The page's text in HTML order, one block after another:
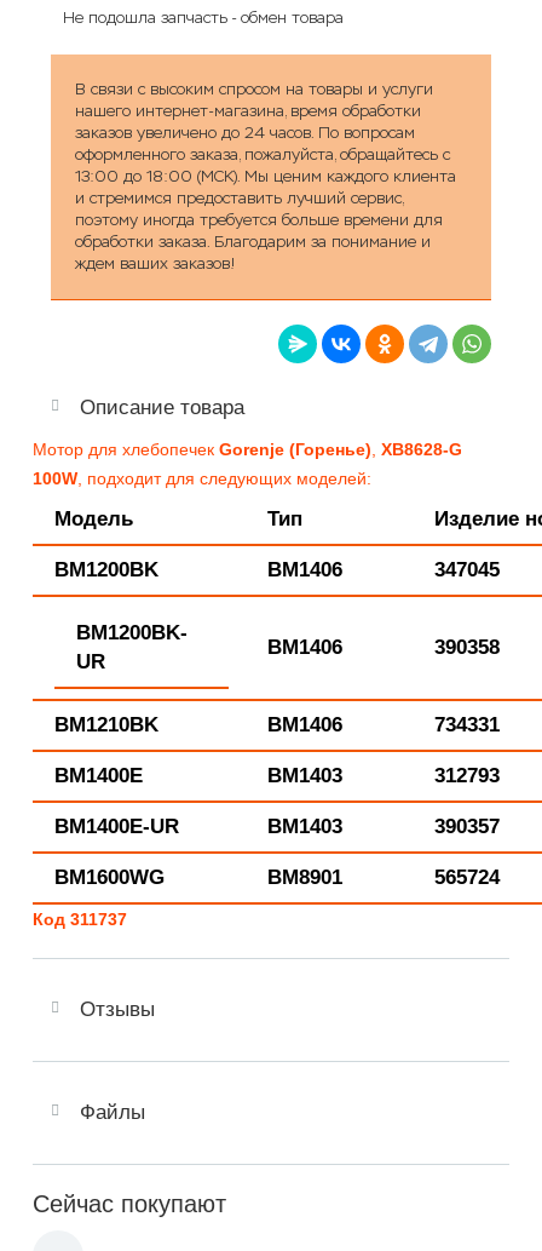
Не подошла запчасть - обмен товара
В связи с высоким спросом на товары и услуги
нашего интернет-магазина, время обработки
заказов увеличено до 24 часов. По вопросам
оформленного заказа, пожалуйста, обращайтесь с
13:00 до 18:00 (МСК). Мы ценим каждого клиента
и стремимся предоставить лучший сервис,
поэтому иногда требуется больше времени для
обработки заказа. Благодарим за понимание и
ждем ваших заказов!
Описание товара
Мотор для хлебопечек Gorenje (Горенье) XB8628-G
100W , подходит для следующих моделей:
Модель Тип Изделие
BM1200BK BM1406 347045
BM1200BK-
UR
BM1406 390358
BM1210BK BM1406 734331
BM1400E BM1403 312793
BM1400E-UR BM1403 390357
BM1600WG BM8901 565724
Код 311737
Отзывы
Файлы
Сейчас покупают